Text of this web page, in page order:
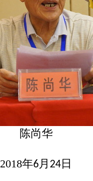
陈尚华
2018年6月 24日